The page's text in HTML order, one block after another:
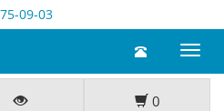
09-03
Toggle
0